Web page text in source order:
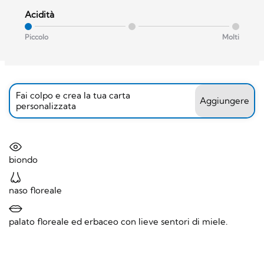
Acidità
Piccolo Molti
Fai colpo e crea la tua carta
personalizzata
Aggiungere
biondo
naso floreale
palato floreale ed erbaceo con lieve sentori di miele.